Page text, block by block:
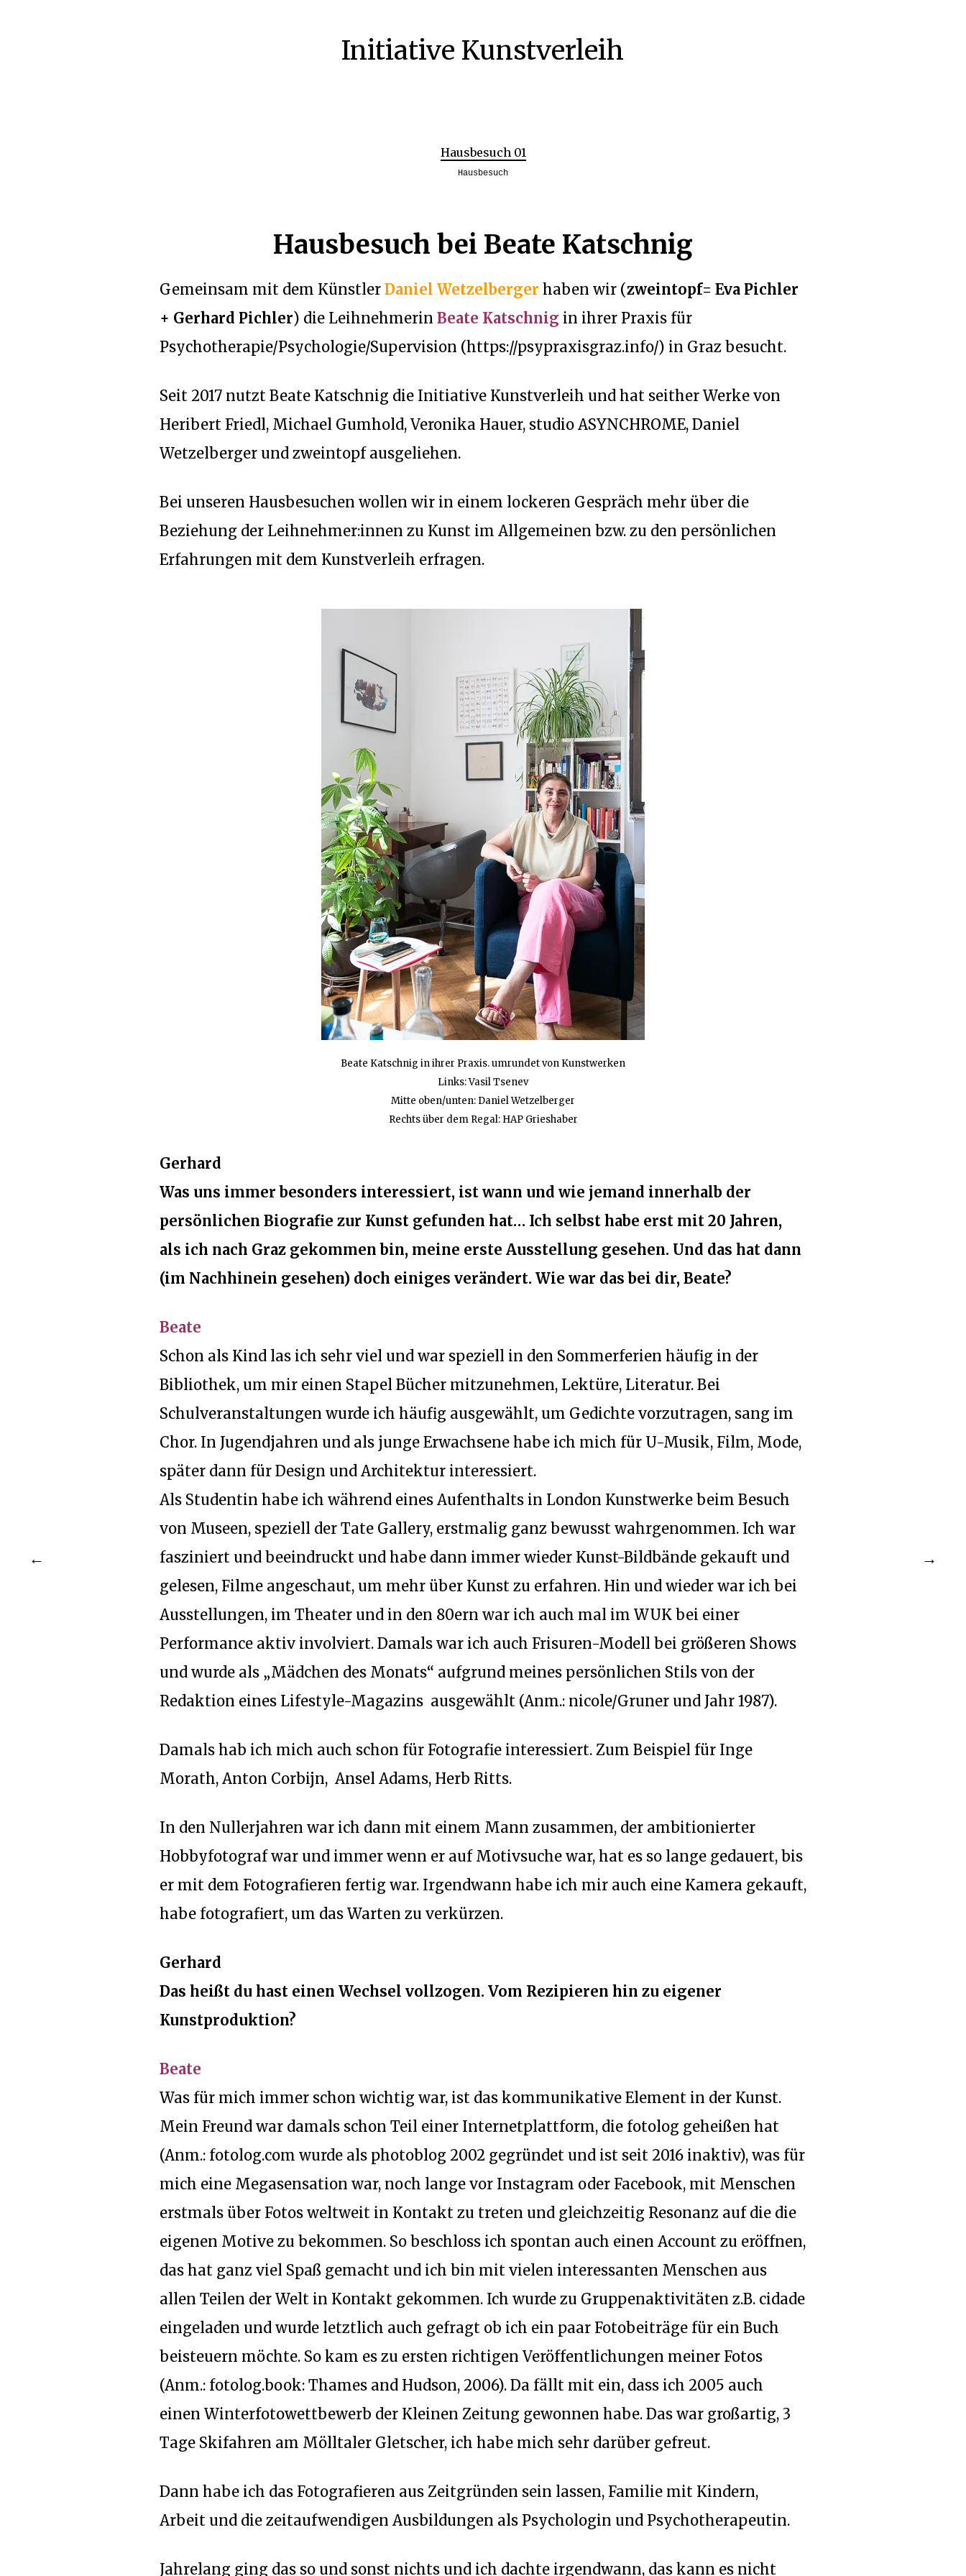
Initiative Kunstverleih
Hausbesuch 01
Hausbesuch
Hausbesuch bei Beate Katschnig
Gemeinsam mit dem Künstler Daniel Wetzelberger haben wir (zweintopf= Eva Pichler
+ Gerhard Pichler) die Leihnehmerin Beate Katschnig in ihrer Praxis für
Psychotherapie/Psychologie/Supervision (https://psypraxisgraz.info/) in Graz besucht.
Seit 2017 nutzt Beate Katschnig die Initiative Kunstverleih und hat seither Werke von
Heribert Friedl, Michael Gumhold, Veronika Hauer, studio ASYNCHROME, Daniel
Wetzelberger und zweintopfausgeliehen.
Bei unseren Hausbesuchen wollen wir in einem lockeren Gespräch mehr über die
Beziehung der Leihnehmer:innen zu Kunst im Allgemeinen bzw. zu den persönlichen
Erfahrungen mit dem Kunstverleih erfragen.
Beate Katschnig in ihrer Praxis. umrundet von Kunstwerken
Links: Vasil Tsenev
Mitte oben/unten: Daniel Wetzelberger
Rechts über dem Regal: HAP Grieshaber
Gerhard
Was uns immer besonders interessiert, ist wann und wie jemand innerhalb der
persönlichen Biografie zur Kunst gefunden hat… Ich selbst habe erst mit 20 Jahren,
als ich nach Graz gekommen bin, meine erste Ausstellung gesehen. Und das hat dann
(im Nachhinein gesehen) doch einiges verändert. Wie war das bei dir, Beate?
Beate
Schon als Kind las ich sehr viel und war speziell in den Sommerferien häufig in der
Bibliothek, um mir einen Stapel Bücher mitzunehmen, Lektüre, Literatur. Bei
Schulveranstaltungen wurde ich häufig ausgewählt, um Gedichte vorzutragen, sang im
Chor. In Jugendjahren und als junge Erwachsene habe ich mich für U-Musik, Film, Mode,
später dann für Design und Architektur interessiert.
Als Studentin habe ich während eines Aufenthalts in London Kunstwerke beim Besuch
von Museen, speziell der Tate Gallery, erstmalig ganz bewusst wahrgenommen. Ich war
fasziniert und beeindruckt und habe dann immer wieder Kunst-Bildbände gekauft und
gelesen, Filme angeschaut, um mehr über Kunst zu erfahren. Hin und wieder war ich bei
Ausstellungen, im Theater und in den 80ern war ich auch mal im WUK bei einer
Performance aktiv involviert. Damals war ich auch Frisuren-Modell bei größeren Shows
und wurde als „Mädchen des Monats“ aufgrund meines persönlichen Stils von der
Redaktion eines Lifestyle-Magazins ausgewählt (Anm.: nicole/Gruner und Jahr 1987).
Damals hab ich mich auch schon für Fotografie interessiert. Zum Beispiel für Inge
Morath, Anton Corbijn, Ansel Adams, Herb Ritts.
In den Nullerjahren war ich dann mit einem Mann zusammen, der ambitionierter
Hobbyfotograf war und immer wenn er auf Motivsuche war, hat es so lange gedauert, bis
er mit dem Fotografieren fertig war. Irgendwann habe ich mir auch eine Kamera gekauft,
habe fotografiert, um das Warten zu verkürzen.
Gerhard
Das heißt du hast einen Wechsel vollzogen. Vom Rezipieren hin zu eigener
Kunstproduktion?
Beate
Was für mich immer schon wichtig war, ist das kommunikative Element in der Kunst.
Mein Freund war damals schon Teil einer Internetplattform, die fotolog geheißen hat
(Anm.: fotolog.com wurde als photoblog 2002 gegründet und ist seit 2016 inaktiv), was für
mich eine Megasensation war, noch lange vor Instagram oder Facebook, mit Menschen
erstmals über Fotos weltweit in Kontakt zu treten und gleichzeitig Resonanz auf die die
eigenen Motive zu bekommen. So beschloss ich spontan auch einen Account zu eröffnen,
das hat ganz viel Spaß gemacht und ich bin mit vielen interessanten Menschen aus
allen Teilen der Welt in Kontakt gekommen. Ich wurde zu Gruppenaktivitäten z.B. cidade
eingeladen und wurde letztlich auch gefragt ob ich ein paar Fotobeiträge für ein Buch
beisteuern möchte. So kam es zu ersten richtigen Veröffentlichungen meiner Fotos
(Anm.: fotolog.book: Thames and Hudson, 2006). Da fällt mit ein, dass ich 2005 auch
einen Winterfotowettbewerb der Kleinen Zeitung gewonnen habe. Das war großartig, 3
Tage Skifahren am Mölltaler Gletscher, ich habe mich sehr darüber gefreut.
Dann habe ich das Fotografieren aus Zeitgründen sein lassen, Familie mit Kindern,
Arbeit und die zeitaufwendigen Ausbildungen als Psychologin und Psychotherapeutin.
Jahrelang ging das so und sonst nichts und ich dachte irgendwann, das kann es nicht